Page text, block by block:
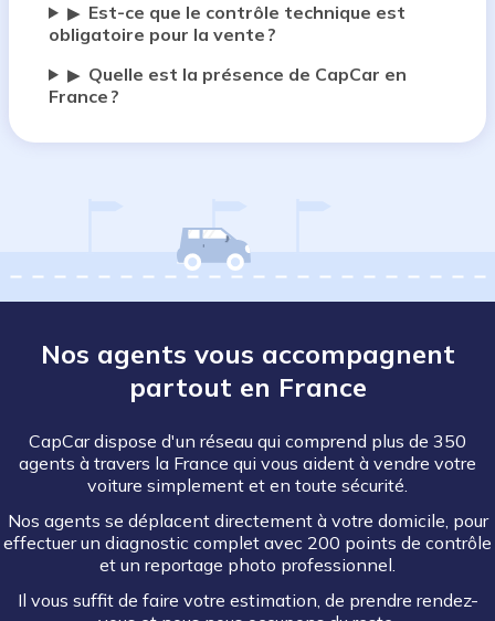
▶ Est-ce que le contrôle technique est
obligatoire pour la vente ?
▶ Quelle est la présence de CapCar en
France ?
Nos agents vous accompagnent
partout en France
CapCar dispose d'un réseau qui comprend plus de 350
agents à travers la France qui vous aident à vendre votre
voiture simplement et en toute sécurité.
Nos agents se déplacent directement à votre domicile, pour
effectuer un diagnostic complet avec 200 points de contrôle
et un reportage photo professionnel.
Il vous suffit de faire votre estimation, de prendre rendez-